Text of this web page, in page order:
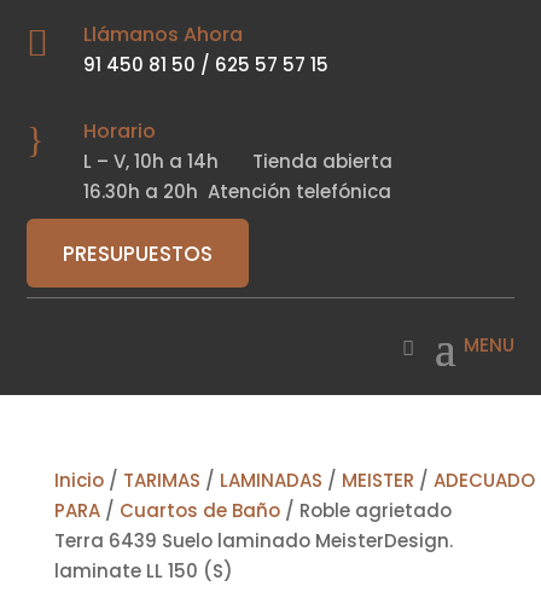
 Llámanos Ahora
91 450 81 50 / 625 57 57 15
} Horario
L – V,10h a 14h Tienda abierta
16.30h a 20hAtención telefónica
PRESUPUESTOS
Inicio/ TARIMAS / LAMINADAS / MEISTER / ADECUADO
PARA/ Cuartos de Baño/ Roble agrietado
Terra 6439 Suelo laminado MeisterDesign.
laminate LL 150 (S)